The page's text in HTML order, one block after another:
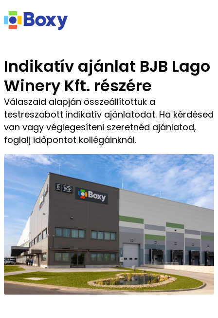
Indikatív ajánlat BJB Lago
Winery Kft. részére
Válaszaid alapján összeállítottuk a
testreszabott indikatív ajánlatodat. Ha kérdésed
van vagy véglegesíteni szeretnéd ajánlatod,
foglalj időpontot kollégáinknál.